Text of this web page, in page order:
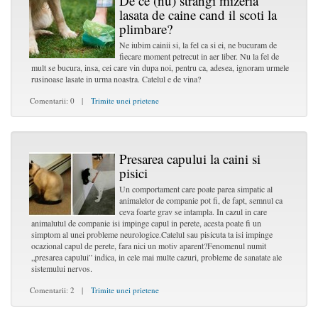
lasata de caine cand il scoti la
plimbare?
Ne iubim cainii si, la fel ca si ei, ne bucuram de
fiecare moment petrecut in aer liber. Nu la fel de
mult se bucura, insa, cei care vin dupa noi, pentru ca, adesea, ignoram urmele
rusinoase lasate in urma noastra. Catelul e de vina?
Comentarii: 0 | Trimite unei prietene
Presarea capului la caini si
pisici
Un comportament care poate parea simpatic al
animalelor de companie pot fi, de fapt, semnul ca
ceva foarte grav se intampla. In cazul in care
animalutul de companie isi impinge capul in perete, acesta poate fi un
simptom al unei probleme neurologice.Catelul sau pisicuta ta isi impinge
ocazional capul de perete, fara nici un motiv aparent?Fenomenul numit
„presarea capului” indica, in cele mai multe cazuri, probleme de sanatate ale
sistemului nervos.
Comentarii: 2 | Trimite unei prietene